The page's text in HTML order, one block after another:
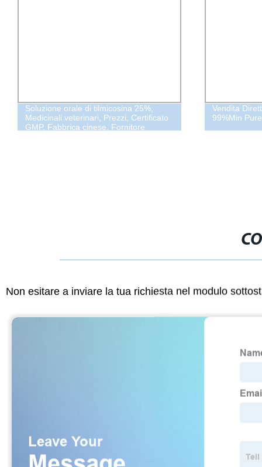
Soluzione orale di tilmicosina 25%,
Medicinali veterinari, Prezzi, Certificato
GMP, Fabbrica cinese, Fornitore
Vendita
99%Min
Non esitare a inviare la tua richiesta nel modulo